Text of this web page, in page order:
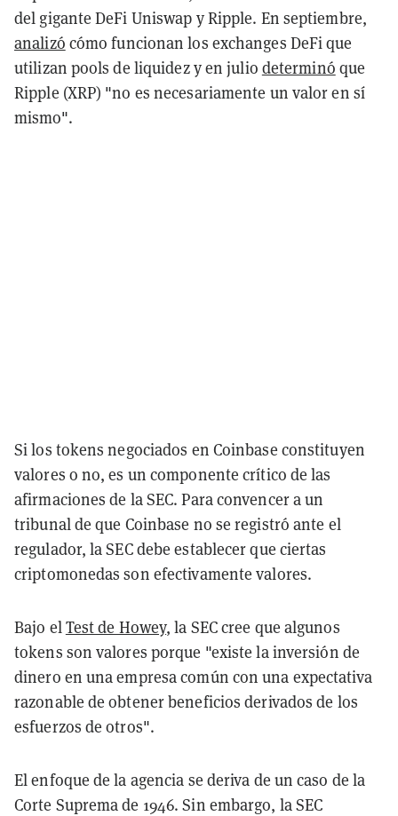
del gigante DeFi Uniswap y Ripple. En septiembre,
analizó cómo funcionan los exchanges DeFi que
utilizan pools de liquidez y en julio determinó que
Ripple (XRP) "no es necesariamente un valor en sí
mismo".
Si los tokens negociados en Coinbase constituyen
valores o no, es un componente crítico de las
afirmaciones de la SEC. Para convencer a un
tribunal de que Coinbase no se registró ante el
regulador, la SEC debe establecer que ciertas
criptomonedas son efectivamente valores.
Bajo elTest de Howey, la SEC cree que algunos
tokens son valores porque "existe la inversión de
dinero en una empresa común con una expectativa
razonable de obtener beneficios derivados de los
esfuerzos de otros".
El enfoque de la agencia se deriva de un caso de la
Corte Suprema de 1946. Sin embargo, la SEC